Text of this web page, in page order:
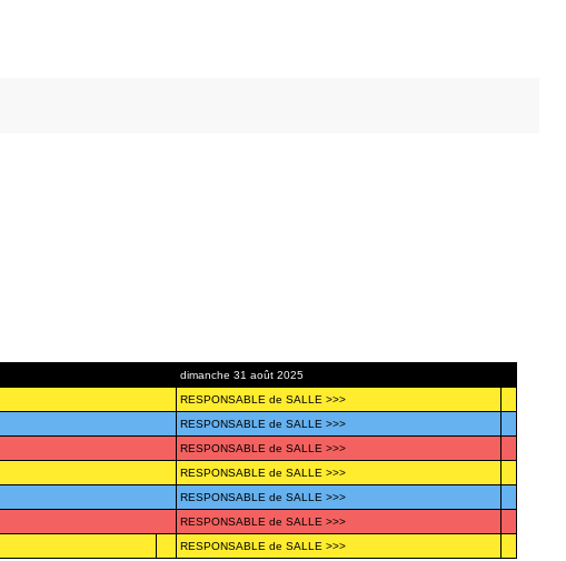
dimanche 31 août 2025
RESPONSABLE de SALLE >>>
RESPONSABLE de SALLE >>>
RESPONSABLE de SALLE >>>
RESPONSABLE de SALLE >>>
RESPONSABLE de SALLE >>>
RESPONSABLE de SALLE >>>
RESPONSABLE de SALLE >>>